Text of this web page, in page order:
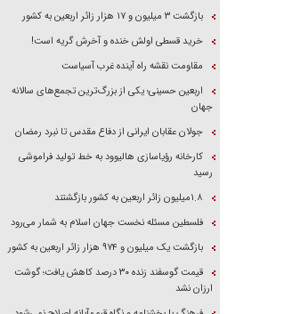
بازگشت ۳ میلیون و ۱۷ هزار زائر اربعین به کشور
خرید قسطی اولش خنده و آخرش گریه است!
مقاومت نقشه راه آینده غرب آسیاست
اربعین حسینی؛ یکی از بزرگ‌ترین تجمع‌های سالانه
جهان
جولان عقابان ایرانی از دفاع مقدس تا نبرد رمضان
کارخانه رؤیاسازی هالیوود به خط تولید فراموشی
رسید
۱.۸میلیون زائر اربعین به کشور بازگشتند
فلسطین مسئله نخست جهان اسلام به شمار می‌رود
بازگشت یک میلیون و ۹۷۴ هزار زائر اربعین به کشور
قیمت گوسفند زنده ۳۰ درصد کاهش یافت؛ گوشت
ارزان نشد